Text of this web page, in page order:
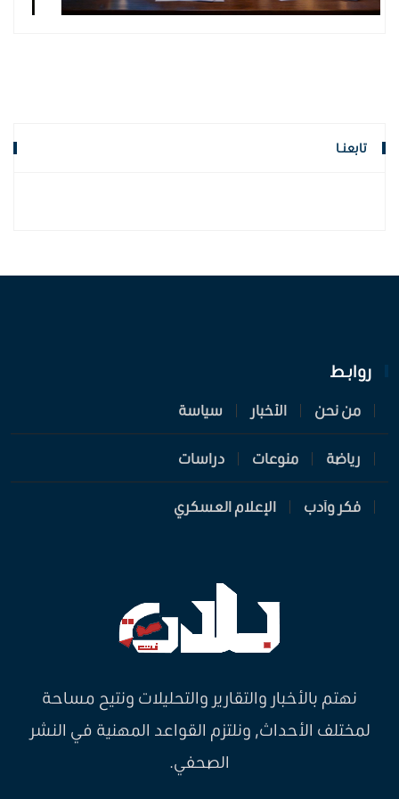
تابعنـا
روابـط
من نحن الأخبار سياسة
رياضة منوعات دراسات
فكر وأدب الإعلام العسكري
نهتم بالأخبار والتقارير والتحليلات ونتيح مساحة
لمختلف الأحداث, ونلتزم القواعد المهنية في النشر
الصحفي.